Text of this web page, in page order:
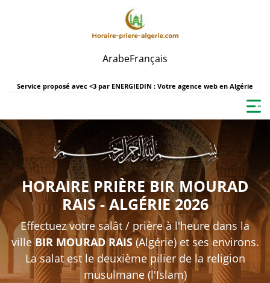
ArabeFrançais
Service proposé avec <3 par ENERGIEDIN : Votre agence web en Algérie
HORAIRE PRIÈRE BIR MOURAD
RAIS - ALGÉRIE 2026
Effectuez votre salât / prière à l'heure dans la
villeBIR MOURAD RAIS(Algérie) et ses environs.
La salat est le deuxième pilier de la religion
musulmane (l'Islam)